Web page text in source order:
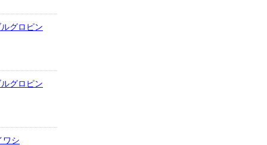
グロピン
グロピン
ワシ